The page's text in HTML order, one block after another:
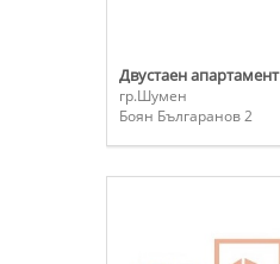
Двустаен апартамент
гр.Шумен
Боян Българанов 2